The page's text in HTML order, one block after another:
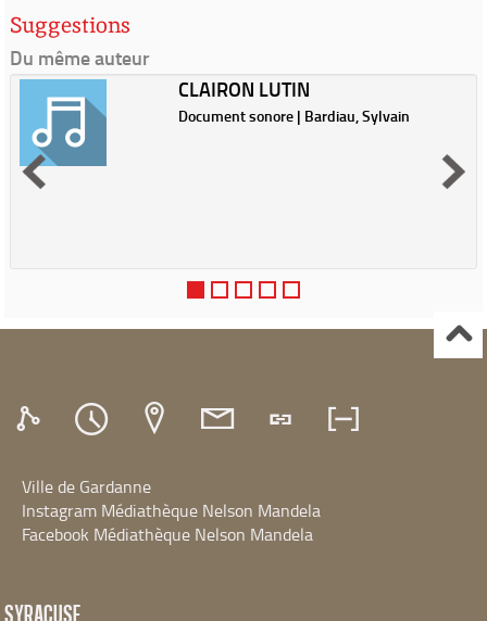
Suggestions
Du même auteur
CLAIRON LUTIN
Document sonore | Bardiau, Sylvain
Ville de Gardanne
Instagram Médiathèque Nelson Mandela
Facebook Médiathèque Nelson Mandela
SYRACUSE